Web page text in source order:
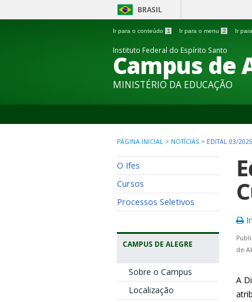
BRASIL
Ir para o conteúdo 1 Ir para o menu 2 Ir
Instituto Federal do Espírito Santo
Campus de
MINISTÉRIO DA EDUCAÇÃO
PÁGINA INICIAL > NOTÍCIAS > EDITAL 03/
O Ifes
Cursos
Processos Seletivos
CAMPUS DE ALEGRE
Sobre o Campus
Localização
de
A